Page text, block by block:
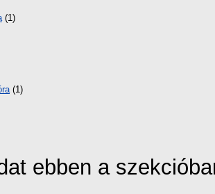
(1)
(1)
ebben a